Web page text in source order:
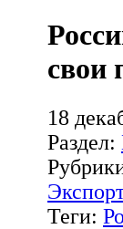
свои
18
Раздел:
Теги: